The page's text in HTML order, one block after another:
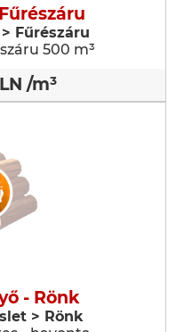
Fűrészáru
500 m³
/m³
- Rönk
> Rönk